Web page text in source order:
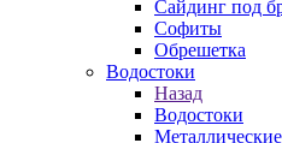
Сайдинг под
Софиты
Обрешетка
Водостоки
Назад
Водостоки
Металлические